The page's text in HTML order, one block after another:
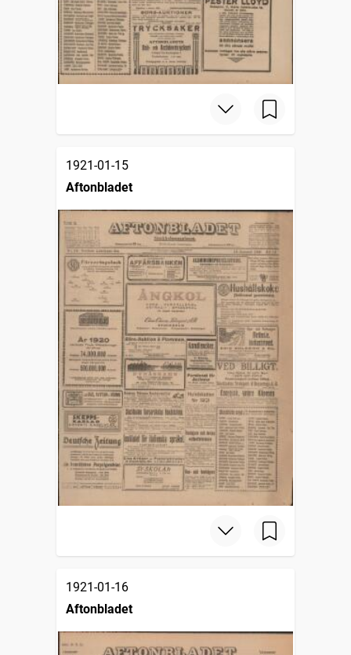
1921-01-15
Aftonbladet
1921-01-16
Aftonbladet